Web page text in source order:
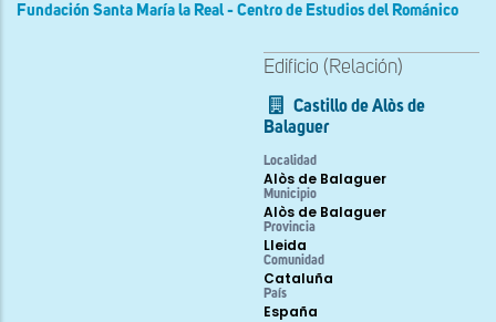
Fundación Santa María la Real - Centro de Estudios del Románico
Edificio (Relación)
Castillo de Alòs de
Balaguer
Localidad
Alòs de Balaguer
Municipio
Alòs de Balaguer
Provincia
Lleida
Comunidad
Cataluña
País
España